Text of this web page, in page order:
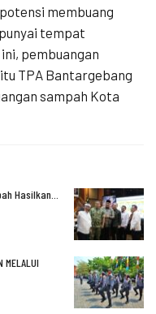
membuang
tempat
pembuangan
TPA Bantargebang
sampah Kota
Hasilkan…
MELALUI